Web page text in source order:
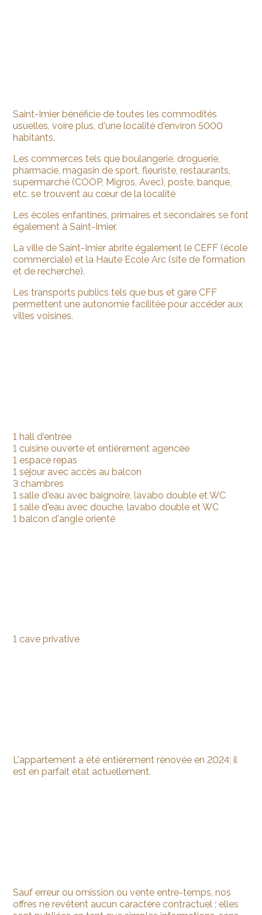
Saint-Imier bénéficie de toutes les commodités
usuelles, voire plus, d'une localité d'environ 5000
habitants.
Les commerces tels que boulangerie, droguerie,
pharmacie, magasin de sport, fleuriste, restaurants,
supermarché (COOP, Migros, Avec), poste, banque,
etc. se trouvent au cœur de la localité
Les écoles enfantines, primaires et secondaires se font
également à Saint-Imier.
La ville de Saint-Imier abrite également le CEFF (école
commerciale) et la Haute Ecole Arc (site de formation
et de recherche).
Les transports publics tels que bus et gare CFF
permettent une autonomie facilitée pour accéder aux
villes voisines.
1 hall d'entrée
1 cuisine ouverte et entièrement agencée
1 espace repas
1 séjour avec accès au balcon
3 chambres
1 salle d'eau avec baignoire, lavabo double et WC
1 salle d'eau avec douche, lavabo double et WC
1 balcon d'angle orienté
1 cave privative
L'appartement a été entièrement rénovée en 2024; il
est en parfait état actuellement.
Sauf erreur ou omission ou vente entre-temps, nos
offres ne revêtent aucun caractère contractuel ; elles